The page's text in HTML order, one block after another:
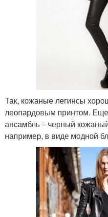
Так, кожаные легинсы
леопардовым принтом.
ансамбль – черный
например, в виде модной